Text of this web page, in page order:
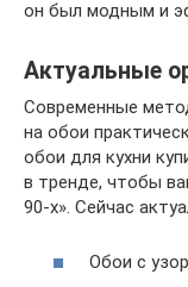
он был модным и
Актуальные
Современные
на обои
обои для кухни
в тренде, чтобы
90-х». Сейчас
Обои с